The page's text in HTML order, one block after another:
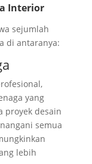
Interior
sejumlah
di antaranya:
yang
proyek desain
semua
lebih